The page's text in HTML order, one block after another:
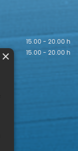
15.00 - 20.00 h
15.00 - 20.00 h
×